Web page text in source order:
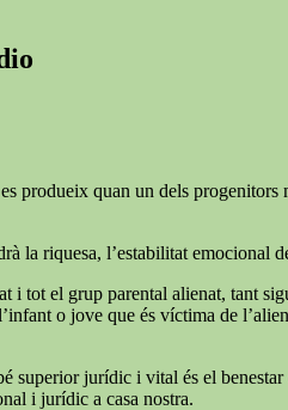
produeix quan un dels
la riquesa, l’estabilitat
i tot el grup parental alienat, tant
o jove que és víctima de
jurídic i vital és el
i jurídic a casa nostra.